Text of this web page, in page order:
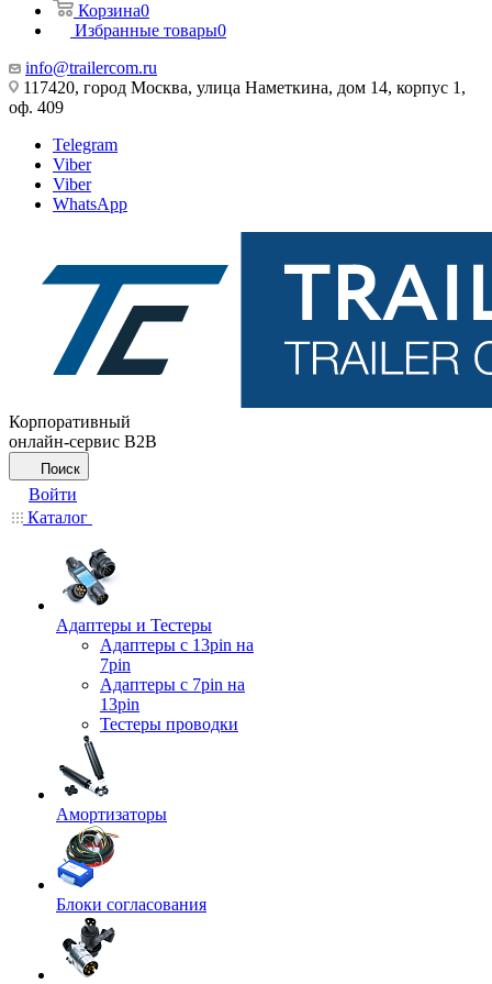
Корзина0
Избранные товары0
info@trailercom.ru
117420, город Москва, улица Наметкина, дом 14, корпус 1,
оф. 409
Telegram
Viber
Viber
WhatsApp
Корпоративный
онлайн-сервис B2B
Поиск
Войти
Каталог
Адаптеры и Тестеры
Адаптеры с 13pin на
7pin
Адаптеры с 7pin на
13pin
Тестеры проводки
Амортизаторы
Блоки согласования